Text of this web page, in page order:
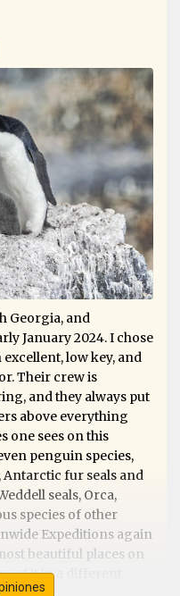
Georgia, and
January 2024. I chose
excellent, low key, and
Their crew is
and they always put
above everything
one sees on this
penguin species,
fur seals and
seals, Orca,
species of other
Expeditions again
beautiful places on
of it in a different